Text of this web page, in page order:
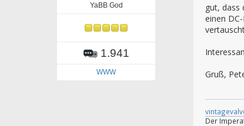
YaBB God
1.941
WWW
gut, dass
einen
Gruß,
Der